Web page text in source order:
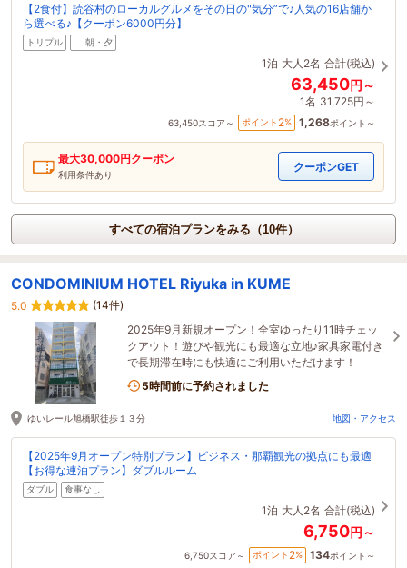
【2食付】読谷村のローカルグルメをその日の"気分”で♪人気の16店舗か
ら選べる♪【クーポン6000円分】
トリプル 朝・夕
1泊 大人2名 合計(税込)
63,450円～
1名 31,725円～
63,450スコア～ ポイント 2% 1,268ポイント～
最大30,000円クーポン
利用条件あり
クーポンGET
すべての宿泊プランをみる（10件）
CONDOMINIUM HOTEL Riyuka in KUME
5.0
(14件)
2025年9月新規オープン！全室ゆったり11時チェッ
クアウト！遊びや観光にも最適な立地♪家具家電付き
で長期滞在時にも快適にご利用いただけます！
5時間前に予約されました
ゆいレール旭橋駅徒歩１３分 地図・アクセス
【2025年9月オープン特別プラン】ビジネス・那覇観光の拠点にも最適
【お得な連泊プラン】ダブルルーム
ダブル 食事なし
1泊 大人2名 合計(税込)
6,750円～
6,750スコア～ ポイント 2% 134ポイント～